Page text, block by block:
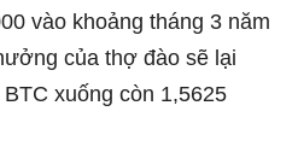
vào khoảng tháng 3 năm
của thợ đào sẽ lại
xuống còn 1,5625